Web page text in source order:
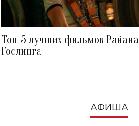
Топ-5 лучших фильмов Райана
Гослинга
АФИША